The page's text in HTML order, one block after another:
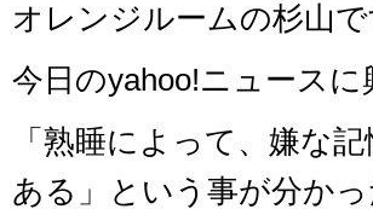
オレンジルームの杉山で
今日のyahoo!ニュース
「熟睡によって、嫌な
ある」という事が分か